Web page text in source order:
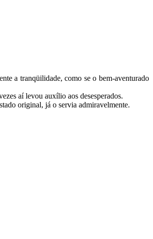
a tranqüilidade, como se o bem-aventurado
aí levou auxílio aos desesperados.
original, já o servia admiravelmente.